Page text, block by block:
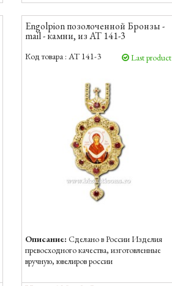
Engolpion позолоченной Бронзы -
mail - камни, из AT 141-3
Код товара : AT 141-3 Last product
Описание: Сделано в России Изделия
превосходного качества, изготовленные
вручную, ювелиров россии